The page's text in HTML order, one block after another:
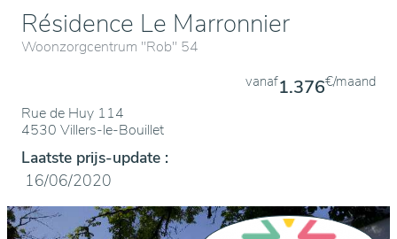
Résidence Le Marronnier
Woonzorgcentrum "Rob" 54
Rue de Huy 114
4530 Villers-le-Bouillet
vanaf1.376€/maand
Laatste prijs-update :
16/06/2020